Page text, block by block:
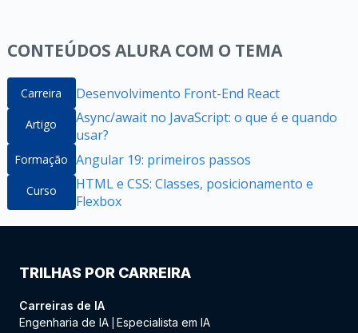
CONTEÚDOS ALURA COM O TEMA
Carreira Desenvolvimento Front-End React
Artigo
Async/await no JavaScript: o que é e quando
usar?
Formação Angular 19: primeiros passos
Curso
HTML e CSS: Classes, posicionamento e
Flexbox
TRILHAS POR CARREIRA
Carreiras de IA
Engenharia de IA Especialista em IA